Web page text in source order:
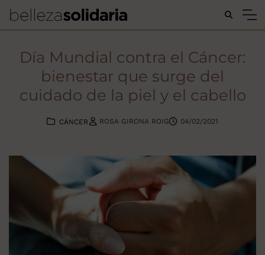
Buscar...
Día Mundial contra el Cáncer:
bienestar que surge del
cuidado de la piel y el cabello
CÁNCER ROSA GIRONA ROIG 04/02/2021